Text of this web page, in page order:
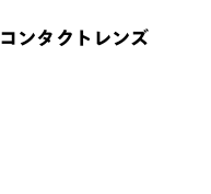
コンタクトレンズ